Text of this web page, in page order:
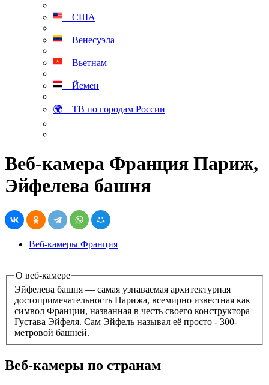
США
Венесуэла
Вьетнам
Йемен
🌍 ТВ по городам России
Веб-камера Франция Париж,
Эйфелева башня
Веб-камеры Франция
О веб-камере
Эйфелева башня — самая узнаваемая архитектурная
достопримечательность Парижа, всемирно известная как
символ Франции, названная в честь своего конструктора
Густава Эйфеля. Сам Эйфель называл её просто - 300-
метровой башней.
Веб-камеры по странам